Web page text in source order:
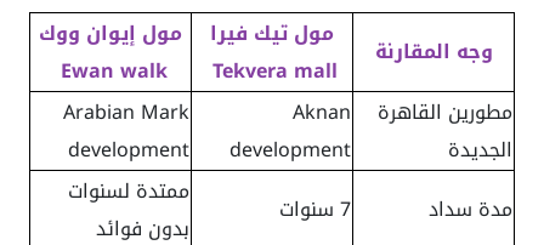
وجه المقارنة
مول تيك فيرا
Tekvera mall
مول إيوان ووك
Ewan walk
مطورين القاهرة
الجديدة
Aknan
development
Arabian Mark
development
مدة سداد
7 سنوات
ممتدة لسنوات
بدون فوائد